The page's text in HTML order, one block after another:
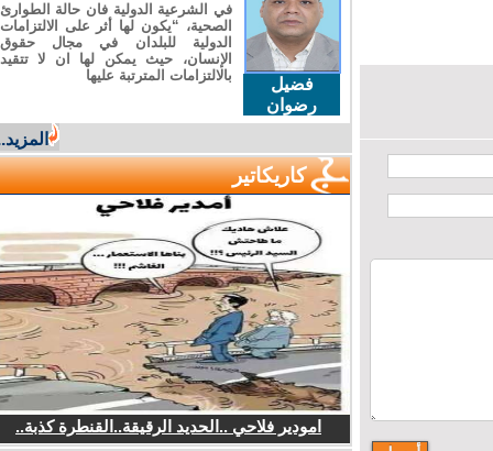
فضيل
رضوان
في الشرعية الدولية فان حالة الطوارئ
الصحية، “يكون لها أثر على الالتزامات
الدولية للبلدان في مجال حقوق
الإنسان، حيث يمكن لها ان لا تتقيد
بالالتزامات المترتبة عليها
المزيد...
كاريكاتير
امودير فلاحي ..الحديد الرقيقة..القنطرة كذبة..